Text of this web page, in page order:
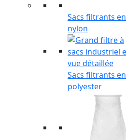
Sacs filtrants en
nylon
Sacs filtrants en
polyester